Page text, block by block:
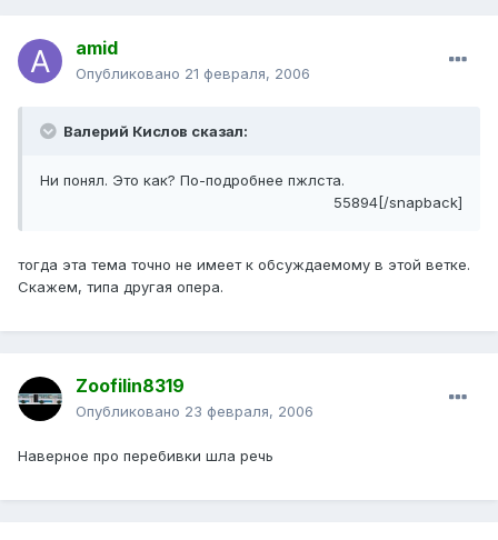
amid
Опубликовано 21 февраля, 2006
Валерий Кислов сказал:
Ни понял. Это как? По-подробнее пжлста.
55894[/snapback]
тогда эта тема точно не имеет к обсуждаемому в этой ветке.
Скажем, типа другая опера.
Zoofilin8319
Опубликовано 23 февраля, 2006
Наверное про перебивки шла речь